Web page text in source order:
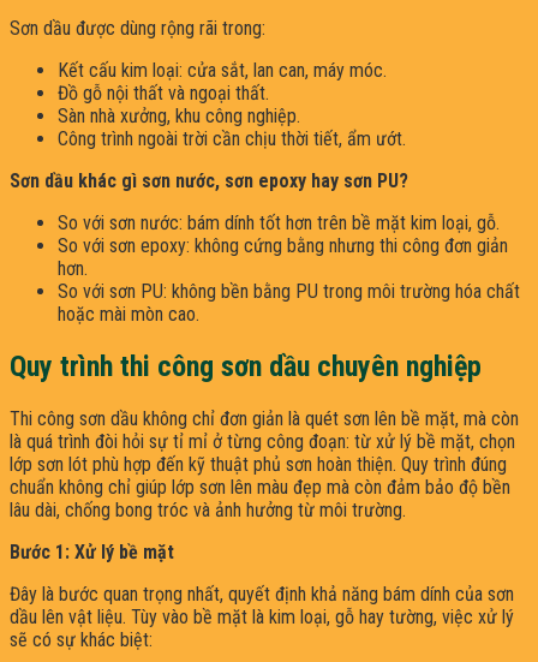
Sơn dầu được dùng rộng rãi trong:
Kết cấu kim loại: cửa sắt, lan can, máy móc.
Đồ gỗ nội thất và ngoại thất.
Sàn nhà xưởng, khu công nghiệp.
Công trình ngoài trời cần chịu thời tiết, ẩm ướt.
Sơn dầu khác gì sơn nước, sơn epoxy hay sơn PU?
So với sơn nước: bám dính tốt hơn trên bề mặt kim loại, gỗ.
So với sơn epoxy: không cứng bằng nhưng thi công đơn giản
hơn.
So với sơn PU: không bền bằng PU trong môi trường hóa chất
hoặc mài mòn cao.
Quy trình thi công sơn dầu chuyên nghiệp
Thi công sơn dầu không chỉ đơn giản là quét sơn lên bề mặt, mà còn
là quá trình đòi hỏi sự tỉ mỉ ở từng công đoạn: từ xử lý bề mặt, chọn
lớp sơn lót phù hợp đến kỹ thuật phủ sơn hoàn thiện. Quy trình đúng
chuẩn không chỉ giúp lớp sơn lên màu đẹp mà còn đảm bảo độ bền
lâu dài, chống bong tróc và ảnh hưởng từ môi trường.
Bước 1: Xử lý bề mặt
Đây là bước quan trọng nhất, quyết định khả năng bám dính của sơn
dầu lên vật liệu. Tùy vào bề mặt là kim loại, gỗ hay tường, việc xử lý
sẽ có sự khác biệt: